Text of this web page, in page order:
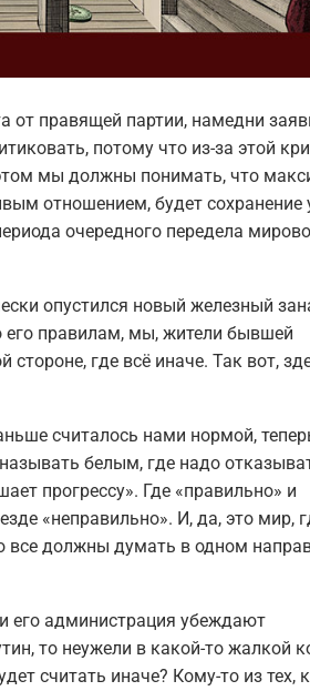
от правящей партии, намедни
потому что из-за этой
мы должны понимать, что
отношением, будет сохранение
очередного передела
опустился новый железный
правилам, мы, жители бывшей
где всё иначе. Так вот,
считалось нами нормой,
белым, где надо
прогрессу». Где «правильно» и
«неправильно». И, да, это мир,
все должны думать в одном
его администрация убеждают
то неужели в какой-то жалкой
считать иначе? Кому-то из тех,